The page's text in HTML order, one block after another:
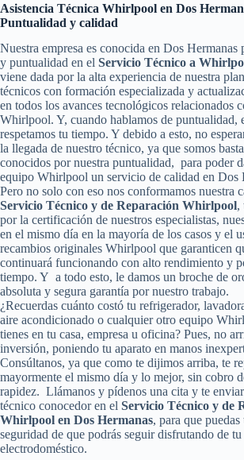
Asistencia Técnica Whirlpool en Dos
Puntualidad y calidad
Nuestra empresa es conocida en Dos Hermanas
y puntualidad en el Servicio Técnico a
viene dada por la alta experiencia de nuestra
técnicos con formación especializada y
en todos los avances tecnológicos relacionados
Whirlpool. Y, cuando hablamos de puntualidad,
respetamos tu tiempo. Y debido a esto, no
la llegada de nuestro técnico, ya que somos
conocidos por nuestra puntualidad, para poder
equipo Whirlpool un servicio de calidad en Dos
Pero no solo con eso nos conformamos nuestra
Servicio Técnico y de Reparación Whirlpool,
por la certificación de nuestros especialistas,
en el mismo día en la mayoría de los casos y el
recambios originales Whirlpool que garanticen
continuará funcionando con alto rendimiento y
tiempo. Y a todo esto, le damos un broche de
absoluta y segura garantía por nuestro trabajo.
¿Recuerdas cuánto costó tu refrigerador,
aire acondicionado o cualquier otro equipo
tienes en tu casa, empresa u oficina? Pues, no
inversión, poniendo tu aparato en manos
Consúltanos, ya que como te dijimos arriba, te
mayormente el mismo día y lo mejor, sin cobro
rapidez. Llámanos y pídenos una cita y te
técnico conocedor en el Servicio Técnico y de
Whirlpool en Dos Hermanas, para que puedas
seguridad de que podrás seguir disfrutando de tu
electrodoméstico.